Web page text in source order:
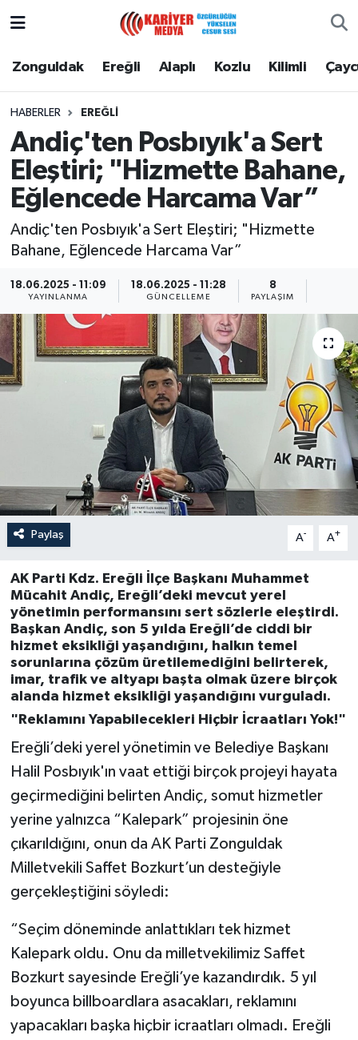
Zonguldak Ereğli Alaplı Kozlu Kilimli
HABERLER EREĞLI
Andiç'ten Posbıyık'a Sert
Eleştiri; "Hizmette Bahane,
Eğlencede Harcama Var”
Andiç'ten Posbıyık'a Sert Eleştiri; "Hizmette
Bahane, Eğlencede Harcama Var”
18.06.2025 - 11:09
YAYINLANMA
18.06.2025 - 11:28
GÜNCELLEME
8
PAYLAŞIM
Paylaş A- A+
AK Parti Kdz. Ereğli İlçe Başkanı Muhammet
Mücahit Andiç, Ereğli’deki mevcut yerel
yönetimin performansını sert sözlerle eleştirdi.
Başkan Andiç, son 5 yılda Ereğli’de ciddi bir
hizmet eksikliği yaşandığını, halkın temel
sorunlarına çözüm üretilemediğini belirterek,
imar, trafik ve altyapı başta olmak üzere birçok
alanda hizmet eksikliği yaşandığını vurguladı.
"Reklamını Yapabilecekleri Hiçbir İcraatları Yok!"
Ereğli’deki yerel yönetimin ve Belediye Başkanı
Halil Posbıyık'ın vaat ettiği birçok projeyi hayata
geçirmediğini belirten Andiç, somut hizmetler
yerine yalnızca “Kalepark” projesinin öne
çıkarıldığını, onun da AK Parti Zonguldak
Milletvekili Saffet Bozkurt’un desteğiyle
gerçekleştiğini söyledi:
“Seçim döneminde anlattıkları tek hizmet
Kalepark oldu. Onu da milletvekilimiz Saffet
Bozkurt sayesinde Ereğli’ye kazandırdık. 5 yıl
boyunca billboardlara asacakları, reklamını
yapacakları başka hiçbir icraatları olmadı. Ereğli
Zonguldak
Alaplı
Kozlu
Kilimli
Devrek
Ulusal
Zonguldak Nöbetçi Eczaneler
Zonguldak Namaz Vakitleri
Zonguldak Trafik Yoğunluk Haritası
Puan Durumu ve Fikstür
Son Dakika Haberleri
Haber Arşivi